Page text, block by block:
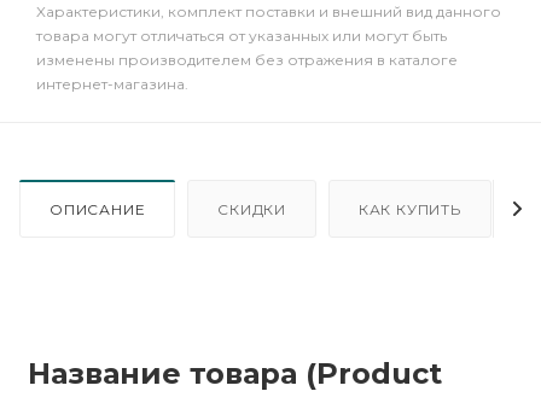
Xарактеристики, комплект поставки и внешний вид данного
товара могут отличаться от указанных или могут быть
изменены производителем без отражения в каталоге
интернет-магазина.
ОПИСАНИЕ СКИДКИ КАК КУПИТЬ
Название товара (Product